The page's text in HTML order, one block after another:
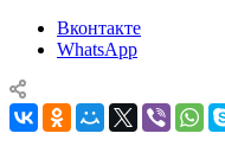
Вконтакте
WhatsApp